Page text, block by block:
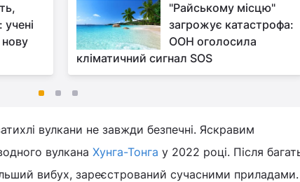
"Райському місцю"
загрожує катастрофа:
ООН оголосила
кліматичний сигнал SOS
вулкани не завжди безпечні. Яскравим
вулкана Хунга-Тонга у 2022 році. Після
вибух, зареєстрований сучасними приладами.